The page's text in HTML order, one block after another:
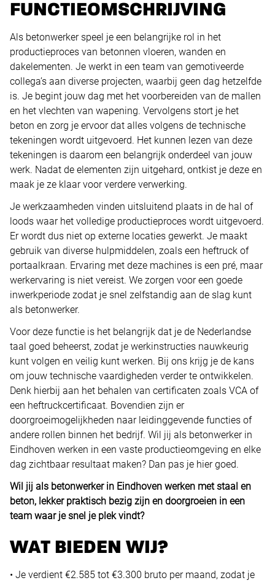
FUNCTIEOMSCHRIJVING
Als betonwerker speel je een belangrijke rol in het
productieproces van betonnen vloeren, wanden en
dakelementen. Je werkt in een team van gemotiveerde
collega’s aan diverse projecten, waarbij geen dag hetzelfde
is. Je begint jouw dag met het voorbereiden van de mallen
en het vlechten van wapening. Vervolgens stort je het
beton en zorg je ervoor dat alles volgens de technische
tekeningen wordt uitgevoerd. Het kunnen lezen van deze
tekeningen is daarom een belangrijk onderdeel van jouw
werk. Nadat de elementen zijn uitgehard, ontkist je deze en
maak je ze klaar voor verdere verwerking.
Je werkzaamheden vinden uitsluitend plaats in de hal of
loods waar het volledige productieproces wordt uitgevoerd.
Er wordt dus niet op externe locaties gewerkt. Je maakt
gebruik van diverse hulpmiddelen, zoals een heftruck of
portaalkraan. Ervaring met deze machines is een pré, maar
werkervaring is niet vereist. We zorgen voor een goede
inwerkperiode zodat je snel zelfstandig aan de slag kunt
als betonwerker.
Voor deze functie is het belangrijk dat je de Nederlandse
taal goed beheerst, zodat je werkinstructies nauwkeurig
kunt volgen en veilig kunt werken. Bij ons krijg je de kans
om jouw technische vaardigheden verder te ontwikkelen.
Denk hierbij aan het behalen van certificaten zoals VCA of
een heftruckcertificaat. Bovendien zijn er
doorgroeimogelijkheden naar leidinggevende functies of
andere rollen binnen het bedrijf. Wil jij als betonwerker in
Eindhoven werken in een vaste productieomgeving en elke
dag zichtbaar resultaat maken? Dan pas je hier goed.
Wil jij als betonwerker in Eindhoven werken met staal en
beton, lekker praktisch bezig zijn en doorgroeien in een
team waar je snel je plek vindt?
WAT BIEDEN WIJ?
• Je verdient €2.585 tot €3.300 bruto per maand, zodat je